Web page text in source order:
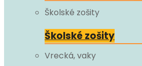
Školské zošity
Školské zošity
Vrecká, vaky